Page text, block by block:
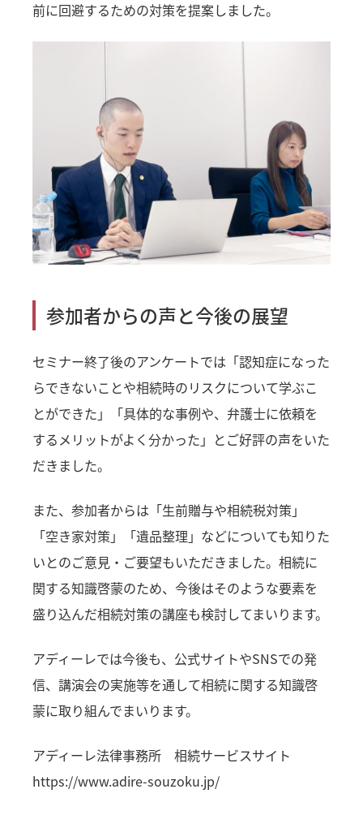
前に回避するための対策を提案しました。
参加者からの声と今後の展望
セミナー終了後のアンケートでは「認知症になった
らできないことや相続時のリスクについて学ぶこ
とができた」「具体的な事例や、弁護士に依頼を
するメリットがよく分かった」とご好評の声をいた
だきました。
また、参加者からは「生前贈与や相続税対策」
「空き家対策」「遺品整理」などについても知りた
いとのご意見・ご要望もいただきました。相続に
関する知識啓蒙のため、今後はそのような要素を
盛り込んだ相続対策の講座も検討してまいります。
アディーレでは今後も、公式サイトやSNSでの発
信、講演会の実施等を通して相続に関する知識啓
蒙に取り組んでまいります。
アディーレ法律事務所 相続サービスサイト
https://www.adire-souzoku.jp/